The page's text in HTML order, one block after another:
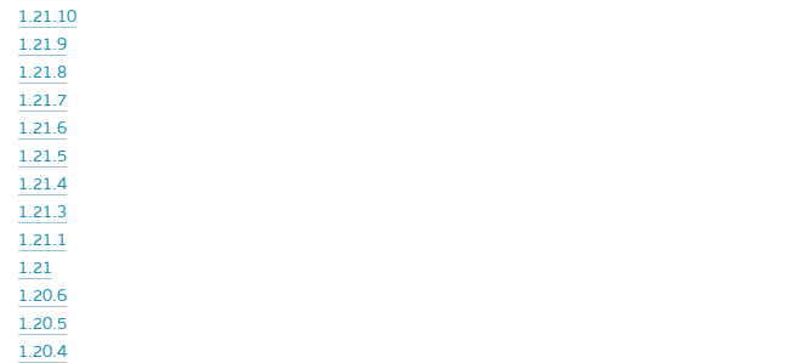
1.21.10
1.21.9
1.21.8
1.21.7
1.21.6
1.21.5
1.21.4
1.21.3
1.21.1
1.21
1.20.6
1.20.5
1.20.4